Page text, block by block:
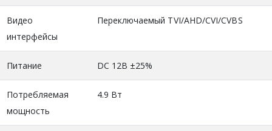
Видео
интерфейсы
Переключаемый TVI/AHD/CVI/CVBS
Питание DC 12В ±25%
Потребляемая
мощность
4.9 Вт